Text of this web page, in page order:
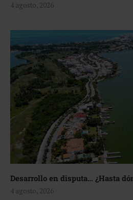
4 agosto, 2026
Desarrollo en disputa… ¿Hasta
4 agosto, 2026